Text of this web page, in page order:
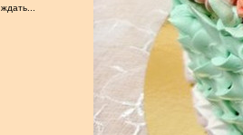
ждать...